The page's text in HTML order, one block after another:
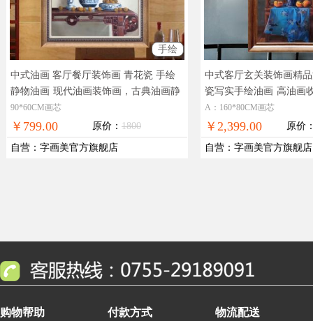
手绘
中式油画 客厅餐厅装饰画 青花瓷 手绘
静物油画 现代油画装饰画，古典油画静
物
90*60CM画芯
￥799.00 原价： 1800
自营 ： 字画美官方旗舰店
中式客厅玄关装饰画精
瓷写实手绘油画 高油画
装饰油画，现货图片，
免邮
A：160*80CM画芯
￥2,399.00 原价
自营 ： 字画美官方旗舰店
购物帮助 付款方式 物流配送